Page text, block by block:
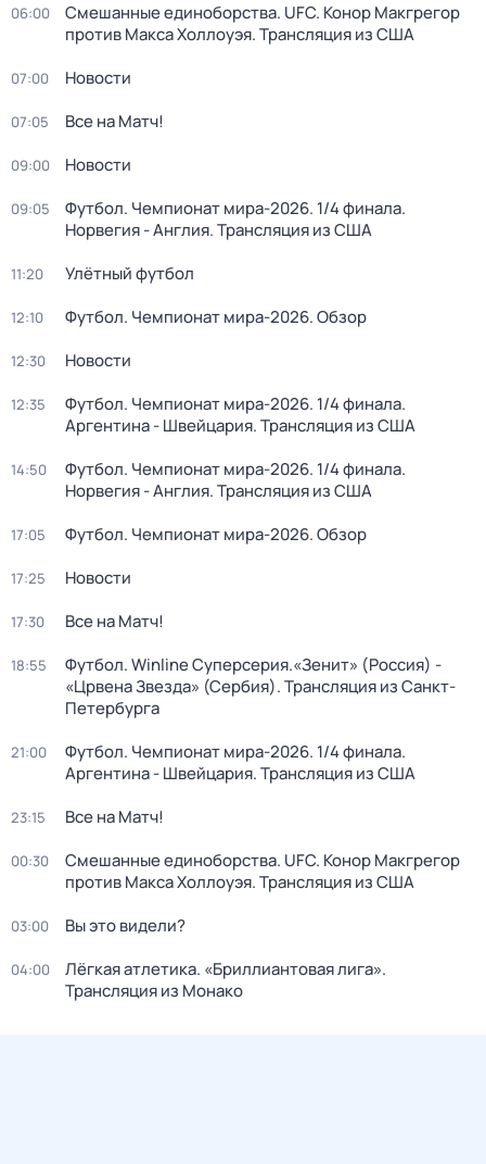
06:00
Смешанные единоборства. UFC. Конор Макгрегор
против Макса Холлоуэя. Трансляция из США
07:00 Новости
07:05 Все на Матч!
09:00 Новости
09:05
Футбол. Чемпионат мира-2026. 1/4 финала.
Норвегия - Англия. Трансляция из США
11:20 Улётный футбол
12:10 Футбол. Чемпионат мира-2026. Обзор
12:30 Новости
12:35
Футбол. Чемпионат мира-2026. 1/4 финала.
Аргентина - Швейцария. Трансляция из США
14:50
Футбол. Чемпионат мира-2026. 1/4 финала.
Норвегия - Англия. Трансляция из США
17:05 Футбол. Чемпионат мира-2026. Обзор
17:25 Новости
17:30 Все на Матч!
18:55
Футбол. Winline Суперсерия.«Зенит» (Россия) -
«Црвена Звезда» (Сербия). Трансляция из Санкт-
Петербурга
21:00
Футбол. Чемпионат мира-2026. 1/4 финала.
Аргентина - Швейцария. Трансляция из США
23:15 Все на Матч!
00:30
Смешанные единоборства. UFC. Конор Макгрегор
против Макса Холлоуэя. Трансляция из США
03:00 Вы это видели?
04:00
Лёгкая атлетика. «Бриллиантовая лига».
Трансляция из Монако